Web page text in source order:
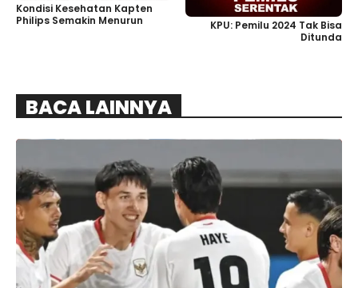
Kondisi Kesehatan Kapten
Philips Semakin Menurun
KPU: Pemilu 2024 Tak Bisa
Ditunda
BACA LAINNYA